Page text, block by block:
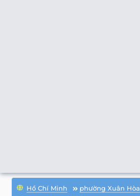
Hồ Chí Minh phường Xuân Hòa